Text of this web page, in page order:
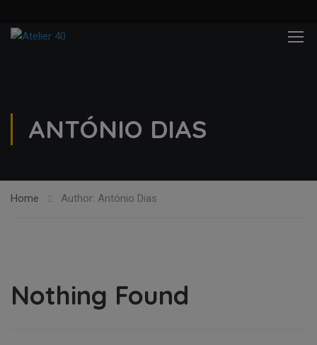
ANTÓNIO DIAS
Home Author: António Dias
Nothing Found